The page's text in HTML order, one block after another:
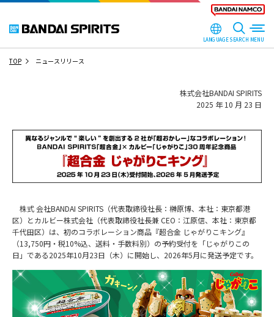
LANGUAGESEARCH
TOP ニュースリリース
株式会社BANDAI SPIRITS
2025 年 10 月 23 日
株式 会社BANDAI SPIRITS（代表取締役社長：榊󠄀原博、本社：東京都港
区）とカルビー株式会社（代表取締役社長兼 CEO：江原信、本社：東京都
千代田区）は、初のコラボレーション商品『超合金 じゃがりこキング』
（13,750円・税10%込、送料・手数料別）の予約受付を「じゃがりこの
日」である2025年10月23日（木）に開始し、2026年5月に発送予定です。